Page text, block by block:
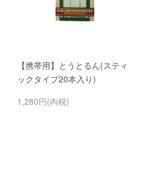
【携帯用】とうとるん(スティ
ックタイプ20本入り)
1,280円(内税)